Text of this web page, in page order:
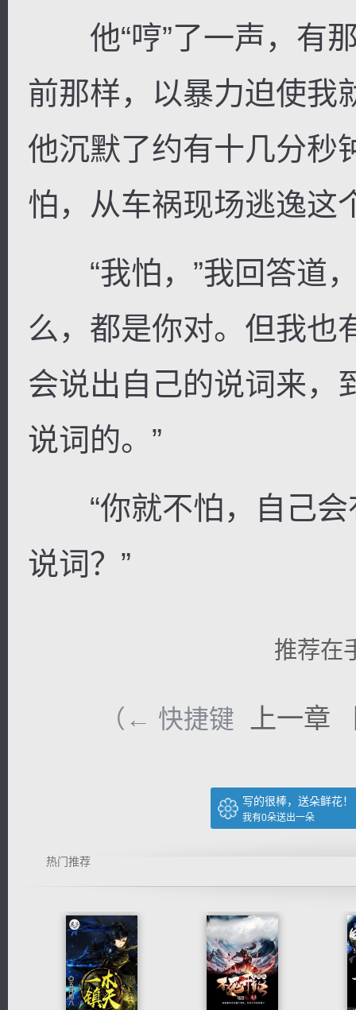
他“哼”了一声，有那
前那样，以暴力迫使我
他沉默了约有十几分秒
怕，从车祸现场逃逸这
“我怕，”我回答道，
么，都是你对。但我也
会说出自己的说词来，
说词的。”
“你就不怕，自己会
说词？”
推荐在
（← 快捷键 上一章
写的很棒，送朵鲜花！
我有0朵送出一朵
热门推荐